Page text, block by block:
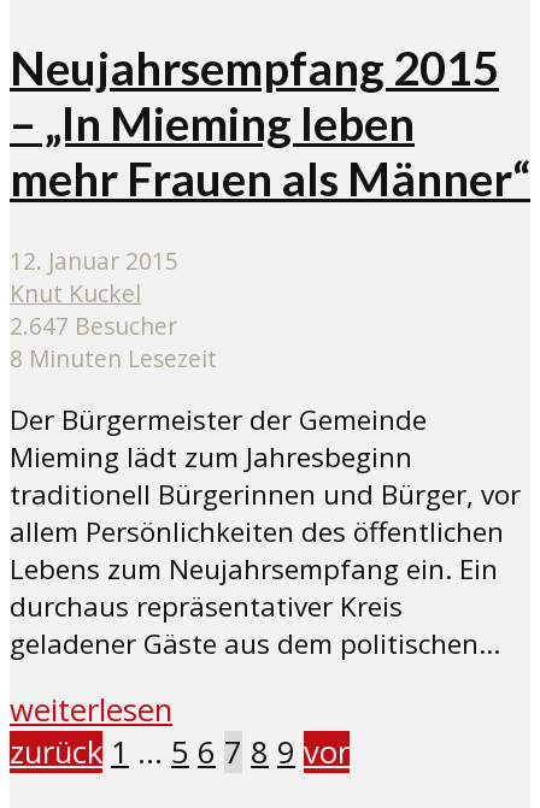
Neujahrsempfang 2015
– „In Mieming leben
mehr Frauen als Männer“
12. Januar 2015
Knut Kuckel
2.647 Besucher
8 Minuten Lesezeit
Der Bürgermeister der Gemeinde
Mieming lädt zum Jahresbeginn
traditionell Bürgerinnen und Bürger, vor
allem Persönlichkeiten des öffentlichen
Lebens zum Neujahrsempfang ein. Ein
durchaus repräsentativer Kreis
geladener Gäste aus dem politischen...
weiterlesen
zurück 1 … 5 6 7 8 9 vor